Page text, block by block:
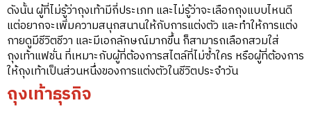
ดังนั้น ผู้ที่ไม่รู้ว่าถุงเท้ามีกี่ประเภท และไม่รู้ว่าจะเลือกถุงแบบไหนดี
แต่อยากจะเพิ่มความสนุกสนานให้กับการแต่งตัว และทำให้การแต่ง
กายดูมีชีวิตชีวา และมีเอกลักษณ์มากขึ้น ก็สามารถเลือกสวมใส่
ถุงเท้าแฟชั่น ที่เหมาะกับผู้ที่ต้องการสไตล์ที่ไม่ซ้ำใคร หรือผู้ที่ต้องการ
ให้ถุงเท้าเป็นส่วนหนึ่งของการแต่งตัวในชีวิตประจำวัน
ถุงเท้าธุรกิจ